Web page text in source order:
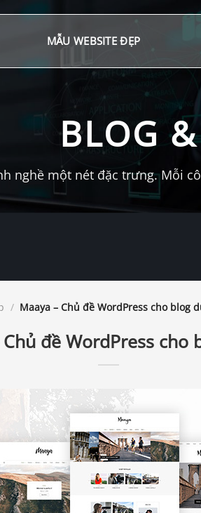
MẪU WEBSITE ĐẸP
BLOG
nghề một nét đặc trưng. Mỗi
/ Maaya – Chủ đề WordPress cho blog
đề WordPress cho